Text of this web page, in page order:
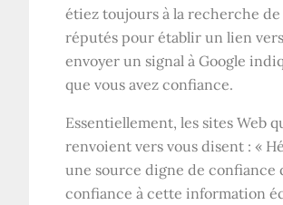
étiez toujours à la recherche de
réputés pour établir un lien
envoyer un signal à Google
que vous avez confiance.
Essentiellement, les sites Web
renvoient vers vous disent : «
une source digne de confiance
confiance à cette information